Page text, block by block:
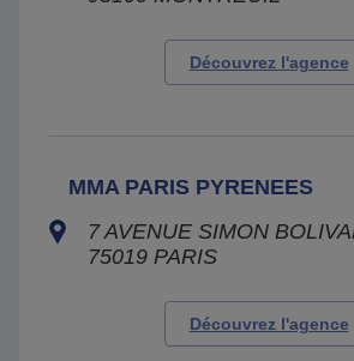
Découvrez l'agence
MMA PARIS PYRENEES
7 AVENUE SIMON
75019 PARIS
Découvrez l'agence